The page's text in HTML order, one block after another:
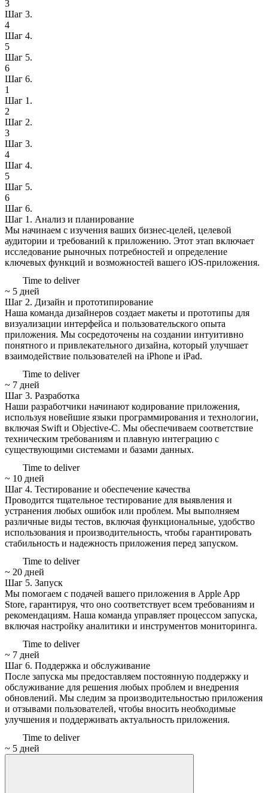
3
Шаг 3.
4
Шаг 4.
5
Шаг 5.
6
Шаг 6.
1
Шаг 1.
2
Шаг 2.
3
Шаг 3.
4
Шаг 4.
5
Шаг 5.
6
Шаг 6.
Шаг 1. Анализ и планирование
Мы начинаем с изучения ваших бизнес-целей, целевой
аудитории и требований к приложению. Этот этап включает
исследование рыночных потребностей и определение
ключевых функций и возможностей вашего iOS-приложения.
Time to deliver
~ 5 дней
Шаг 2. Дизайн и прототипирование
Наша команда дизайнеров создает макеты и прототипы для
визуализации интерфейса и пользовательского опыта
приложения. Мы сосредоточены на создании интуитивно
понятного и привлекательного дизайна, который улучшает
взаимодействие пользователей на iPhone и iPad.
Time to deliver
~ 7 дней
Шаг 3. Разработка
Наши разработчики начинают кодирование приложения,
используя новейшие языки программирования и технологии,
включая Swift и Objective-C. Мы обеспечиваем соответствие
техническим требованиям и плавную интеграцию с
существующими системами и базами данных.
Time to deliver
~ 10 дней
Шаг 4. Тестирование и обеспечение качества
Проводится тщательное тестирование для выявления и
устранения любых ошибок или проблем. Мы выполняем
различные виды тестов, включая функциональные, удобство
использования и производительность, чтобы гарантировать
стабильность и надежность приложения перед запуском.
Time to deliver
~ 20 дней
Шаг 5. Запуск
Мы помогаем с подачей вашего приложения в Apple App
Store, гарантируя, что оно соответствует всем требованиям и
рекомендациям. Наша команда управляет процессом запуска,
включая настройку аналитики и инструментов мониторинга.
Time to deliver
~ 7 дней
Шаг 6. Поддержка и обслуживание
После запуска мы предоставляем постоянную поддержку и
обслуживание для решения любых проблем и внедрения
обновлений. Мы следим за производительностью приложения
и отзывами пользователей, чтобы вносить необходимые
улучшения и поддерживать актуальность приложения.
Time to deliver
~ 5 дней